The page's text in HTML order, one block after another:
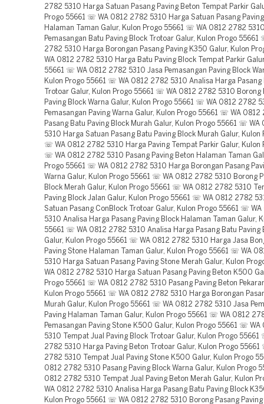
2782 5310 Harga Satuan Pasang Paving Beton Tempat Parkir
Progo 55661 ☏ WA 0812 2782 5310 Harga Satuan Pasang
Halaman Taman Galur, Kulon Progo 55661 ☏ WA 0812 2782
Pemasangan Batu Paving Block Trotoar Galur, Kulon Progo
2782 5310 Harga Borongan Pasang Paving K350 Galur, Kulon
WA 0812 2782 5310 Harga Batu Paving Block Tempat Parkir
55661 ☏ WA 0812 2782 5310 Jasa Pemasangan Paving Block
Kulon Progo 55661 ☏ WA 0812 2782 5310 Analisa Harga Pasang
Trotoar Galur, Kulon Progo 55661 ☏ WA 0812 2782 5310 Borong
Paving Block Warna Galur, Kulon Progo 55661 ☏ WA 0812 2782
Pemasangan Paving Warna Galur, Kulon Progo 55661 ☏ WA
Pasang Batu Paving Block Murah Galur, Kulon Progo 55661 ☏
5310 Harga Satuan Pasang Batu Paving Block Murah Galur, Kulon
☏ WA 0812 2782 5310 Harga Paving Tempat Parkir Galur, Kulon
☏ WA 0812 2782 5310 Pasang Paving Beton Halaman Taman
Progo 55661 ☏ WA 0812 2782 5310 Harga Borongan Pasang
Warna Galur, Kulon Progo 55661 ☏ WA 0812 2782 5310 Borong
Block Merah Galur, Kulon Progo 55661 ☏ WA 0812 2782 5310
Paving Block Jalan Galur, Kulon Progo 55661 ☏ WA 0812 2782
Satuan Pasang ConBlock Trotoar Galur, Kulon Progo 55661 ☏
5310 Analisa Harga Pasang Paving Block Halaman Taman Galur,
55661 ☏ WA 0812 2782 5310 Analisa Harga Pasang Batu Paving
Galur, Kulon Progo 55661 ☏ WA 0812 2782 5310 Harga Jasa
Paving Stone Halaman Taman Galur, Kulon Progo 55661 ☏ WA
5310 Harga Satuan Pasang Paving Stone Merah Galur, Kulon
WA 0812 2782 5310 Harga Satuan Pasang Paving Beton K500
Progo 55661 ☏ WA 0812 2782 5310 Pasang Paving Beton
Kulon Progo 55661 ☏ WA 0812 2782 5310 Harga Borongan
Murah Galur, Kulon Progo 55661 ☏ WA 0812 2782 5310 Jasa
Paving Halaman Taman Galur, Kulon Progo 55661 ☏ WA 0812
Pemasangan Paving Stone K500 Galur, Kulon Progo 55661 ☏
5310 Tempat Jual Paving Block Trotoar Galur, Kulon Progo
2782 5310 Harga Paving Beton Trotoar Galur, Kulon Progo
2782 5310 Tempat Jual Paving Stone K500 Galur, Kulon Progo
0812 2782 5310 Pasang Paving Block Warna Galur, Kulon Progo
0812 2782 5310 Tempat Jual Paving Beton Merah Galur, Kulon
WA 0812 2782 5310 Analisa Harga Pasang Batu Paving Block
Kulon Progo 55661 ☏ WA 0812 2782 5310 Borong Pasang Paving